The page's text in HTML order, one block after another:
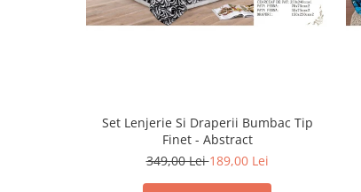
Set Lenjerie Si Draperii Bumbac Tip
Finet - Abstract
349,00 Lei189,00 Lei